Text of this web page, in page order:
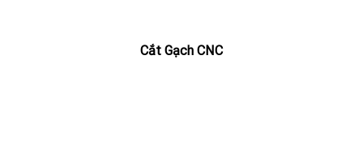
Cắt Gạch CNC